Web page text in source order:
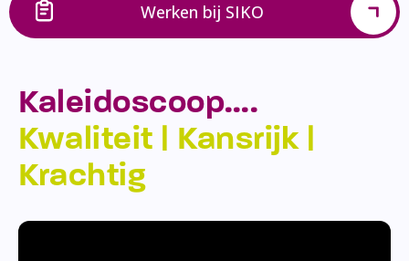
Werken bij SIKO
Kaleidoscoop….
Kwaliteit | Kansrijk |
Krachtig